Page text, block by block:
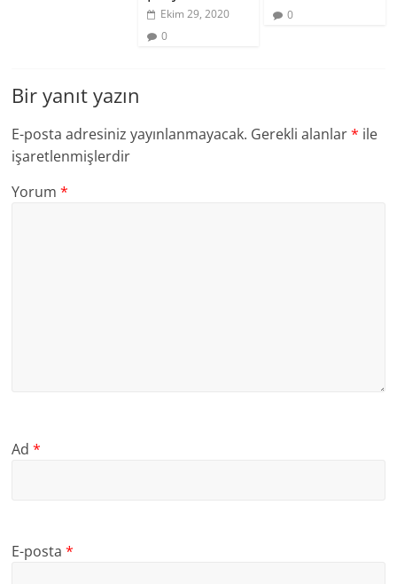
Ekim 29, 2020
0
0
Bir yanıt yazın
E-posta adresiniz yayınlanmayacak. Gerekli alanlar* ile
işaretlenmişlerdir
Yorum*
Ad*
E-posta*